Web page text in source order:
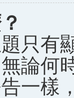
只有
論何
一樣